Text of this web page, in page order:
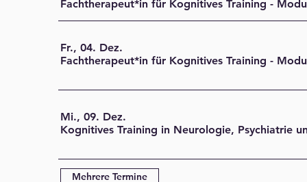
Fachtherapeut*in für Kognitives Training -
Fr., 04. Dez.
Mi., 09. Dez.
Mehrere Termine